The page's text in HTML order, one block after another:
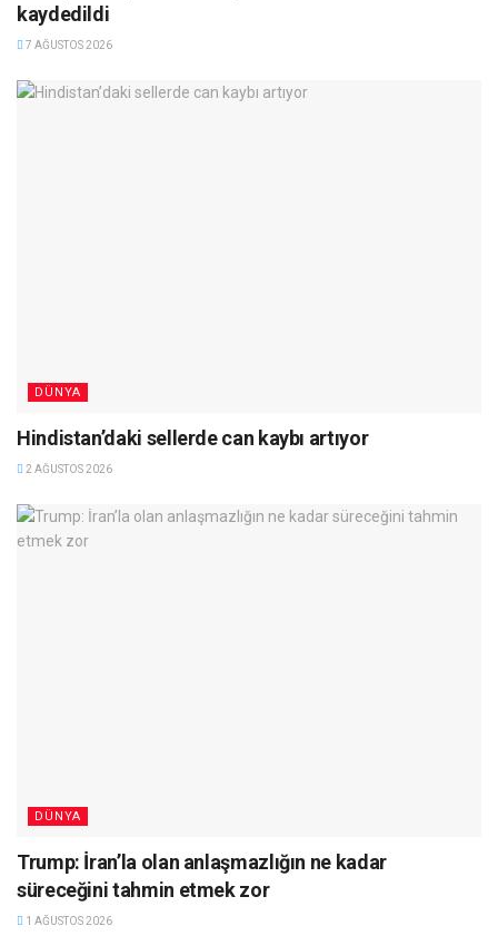
kaydedildi
7 AĞUSTOS 2026
DÜNYA
Hindistan’daki sellerde can kaybı artıyor
2 AĞUSTOS 2026
DÜNYA
Trump: İran’la olan anlaşmazlığın ne kadar
süreceğini tahmin etmek zor
1 AĞUSTOS 2026